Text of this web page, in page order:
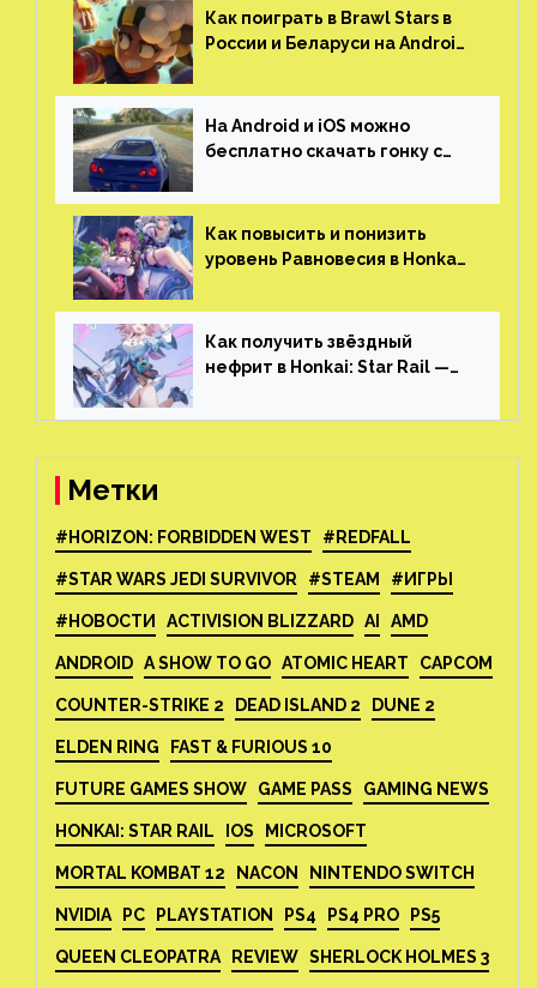
гонками и тюнингом машины
Как поиграть в Brawl Stars в
России и Беларуси на Android
На Android и iOS можно
бесплатно скачать гонку с
который больше, чем в
Skyrim и GTA: San Andreas
Как повысить и понизить
уровень Равновесия в Honkai:
Как получить звёздный
нефрит в Honkai: Star Rail —
Метки
#HORIZON: FORBIDDEN WEST #REDFALL
#STAR WARS JEDI SURVIVOR #STEAM #ИГРЫ
#НОВОСТИ ACTIVISION BLIZZARD AI AMD
ANDROID A SHOW TO GO ATOMIC HEART CAPCOM
COUNTER-STRIKE 2 DEAD ISLAND 2 DUNE 2
ELDEN RING FAST & FURIOUS 10
FUTURE GAMES SHOW GAME PASS GAMING NEWS
HONKAI: STAR RAIL IOS MICROSOFT
MORTAL KOMBAT 12 NACON NINTENDO SWITCH
NVIDIA PC PLAYSTATION PS4 PS4 PRO PS5
QUEEN CLEOPATRA REVIEW SHERLOCK HOLMES 3